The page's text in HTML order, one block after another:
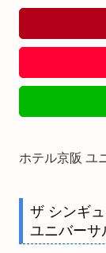
ホテル京阪 ユ
ザ シンギ
ユニバーサ